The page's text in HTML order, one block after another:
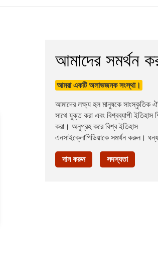
আমাদের সমর্থন
আমরা একটি অলাভজনক সংস্থা।
আমাদের লক্ষ্য হল মানুষকে সাংস্কৃতিক
সাথে যুক্ত করা এবং বিশ্বব্যাপী ইতিহাস
করা। অনুগ্রহ করে বিশ্ব ইতিহাস
এনসাইক্লোপিডিয়াকে সমর্থন করুন।
দান করুন সদস্যতা